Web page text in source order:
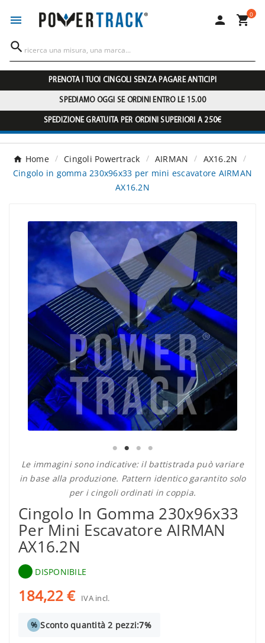
  0

PRENOTA I TUOI CINGOLI SENZA PAGARE ANTICIPI
SPEDIAMO OGGI SE ORDINI ENTRO LE 15.00
SPEDIZIONE GRATUITA PER ORDINI SUPERIORI A 250€
Home Cingoli Powertrack AIRMAN
AX16.2N
Cingolo in gomma 230x96x33 per mini escavatore AIRMAN
AX16.2N
Le immagini sono indicative: il battistrada può variare
in base alla produzione. Pattern identico garantito solo
per i cingoli ordinati in coppia.
Cingolo In Gomma 230x96x33
Per Mini Escavatore AIRMAN
AX16.2N
DISPONIBILE
184,22 € IVA incl.
% Sconto quantità 2 pezzi:7%